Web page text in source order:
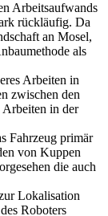
Arbeitsaufwands
rückläufig. Da
an Mosel,
als
Arbeiten in
zwischen den
in der
Fahrzeug primär
von Kuppen
die auch
Lokalisation
Roboters